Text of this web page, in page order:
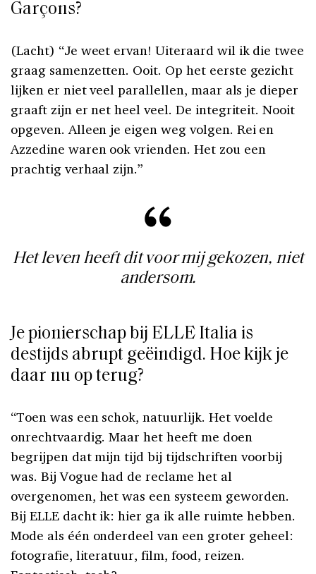
Garçons?
(Lacht) “Je weet ervan! Uiteraard wil ik die twee
graag samenzetten. Ooit. Op het eerste gezicht
lijken er niet veel parallellen, maar als je dieper
graaft zijn er net heel veel. De integriteit. Nooit
opgeven. Alleen je eigen weg volgen. Rei en
Azzedine waren ook vrienden. Het zou een
prachtig verhaal zijn.”
Het leven heeft dit voor mij gekozen, niet
andersom.
Je pionierschap bij ELLE Italia is
destijds abrupt geëindigd. Hoe kijk je
daar nu op terug?
“Toen was een schok, natuurlijk. Het voelde
onrechtvaardig. Maar het heeft me doen
begrijpen dat mijn tijd bij tijdschriften voorbij
was. Bij Vogue had de reclame het al
overgenomen, het was een systeem geworden.
Bij ELLE dacht ik: hier ga ik alle ruimte hebben.
Mode als één onderdeel van een groter geheel:
fotografie, literatuur, film, food, reizen.